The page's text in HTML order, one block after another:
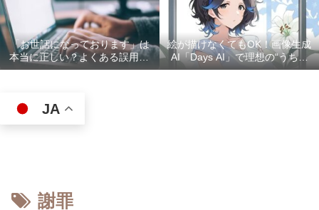
「お世話になっております」は
本当に正しい？よくある誤用10
選
絵が描けなくてもOK！画像生成
AI「Days AI」で理想の“うちの
子”キャラクターを作ってみた体
JA
謝罪